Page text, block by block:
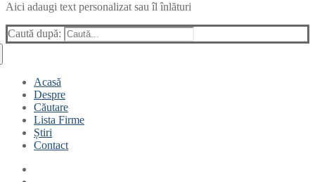
Aici adaugi text personalizat sau îl înlături
Caută după:
Acasă
Despre
Căutare
Lista Firme
Știri
Contact